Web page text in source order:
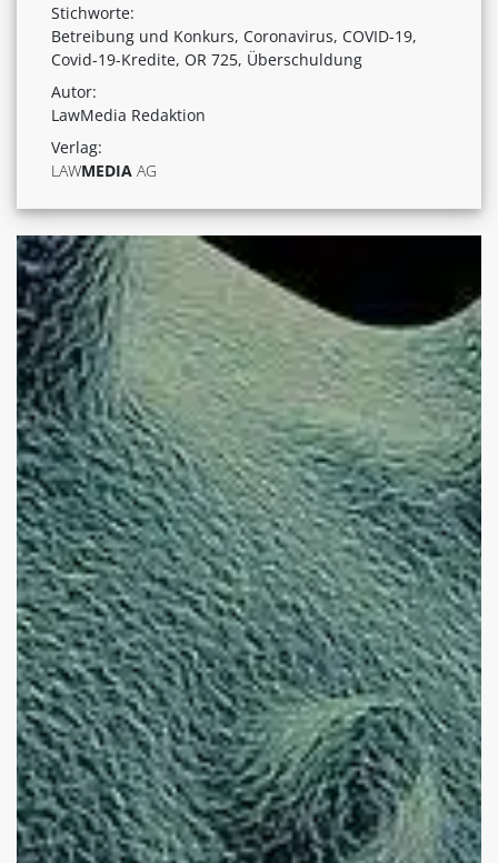
Stichworte:
Betreibung und Konkurs, Coronavirus, COVID-19,
Covid-19-Kredite, OR 725, Überschuldung
Autor:
LawMedia Redaktion
Verlag:
LAWMEDIA AG